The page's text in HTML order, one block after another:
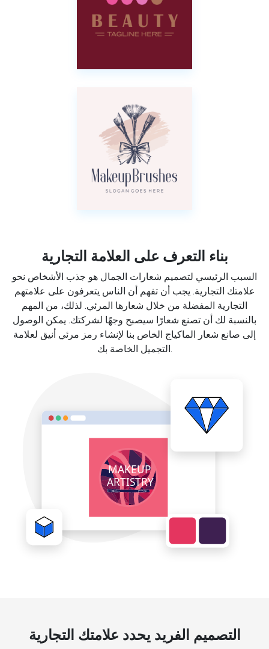
بناء التعرف على العلامة التجارية
السبب الرئيسي لتصميم شعارات الجمال هو جذب الأشخاص نحو
علامتك التجارية. يجب أن تفهم أن الناس يتعرفون على علامتهم
التجارية المفضلة من خلال شعارها المرئي. لذلك، من المهم
بالنسبة لك أن تصنع شعارًا سيصبح وجهًا لشركتك. يمكن الوصول
إلى صانع شعار الماكياج الخاص بنا لإنشاء رمز مرئي أنيق لعلامة
التجميل الخاصة بك.
التصميم الفريد يحدد علامتك التجارية